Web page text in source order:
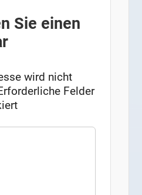
Sie einen
wird nicht
Felder